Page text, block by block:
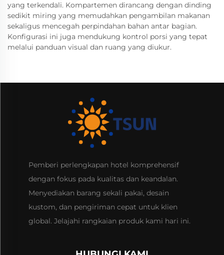
yang terkendali. Kompartemen dirancang dengan dinding
sedikit miring yang memudahkan pengambilan makanan
sekaligus mencegah perpindahan bahan antar bagian.
Konfigurasi ini juga mendukung kontrol porsi yang tepat
melalui panduan visual dan ruang yang diukur.
Pemberi perlengkapan hotel komprehensif
dengan fokus pada kualitas dan keandalan.
Menyediakan barang sekali pakai, desain
kustom, dan pengiriman cepat untuk klien
global. Jelajahi rangkaian produk kami hari ini.